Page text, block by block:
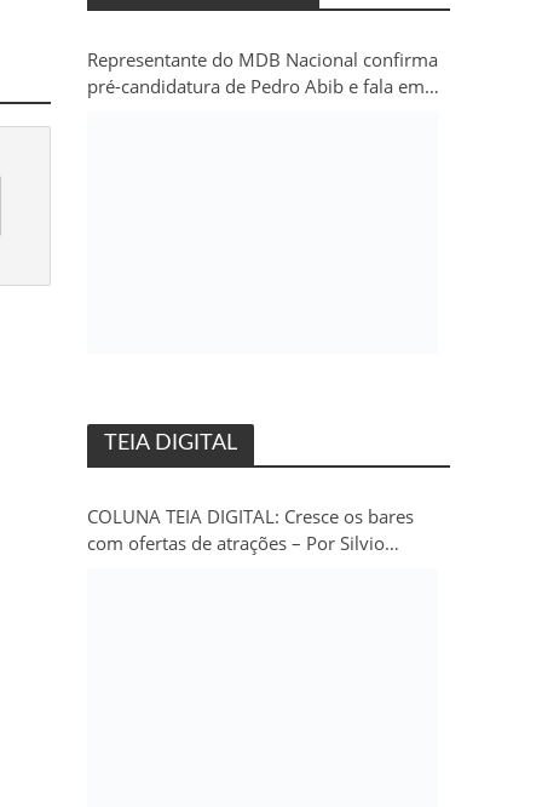
Representante do MDB Nacional confirma
pré-candidatura de Pedro Abib e fala em
TEIA DIGITAL
COLUNA TEIA DIGITAL: Cresce os bares
com ofertas de atrações – Por Silvio